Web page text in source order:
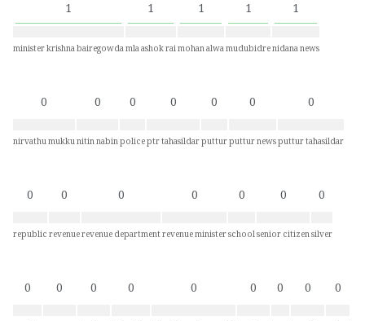
1
minister krishna bairegowda
1
mla ashok rai
1
mohan alwa
1
mudubidre
1
nidana news
0
nirvathu mukku
0
nitin nabin
0
police
0
ptr tahasildar
0
puttur
0
puttur news
0
puttur tahasildar
0
republic
0
revenue
0
revenue department
0
revenue minister
0
school
0
senior citizen
0
silver
0 0 0 0 0 0 0 0 0